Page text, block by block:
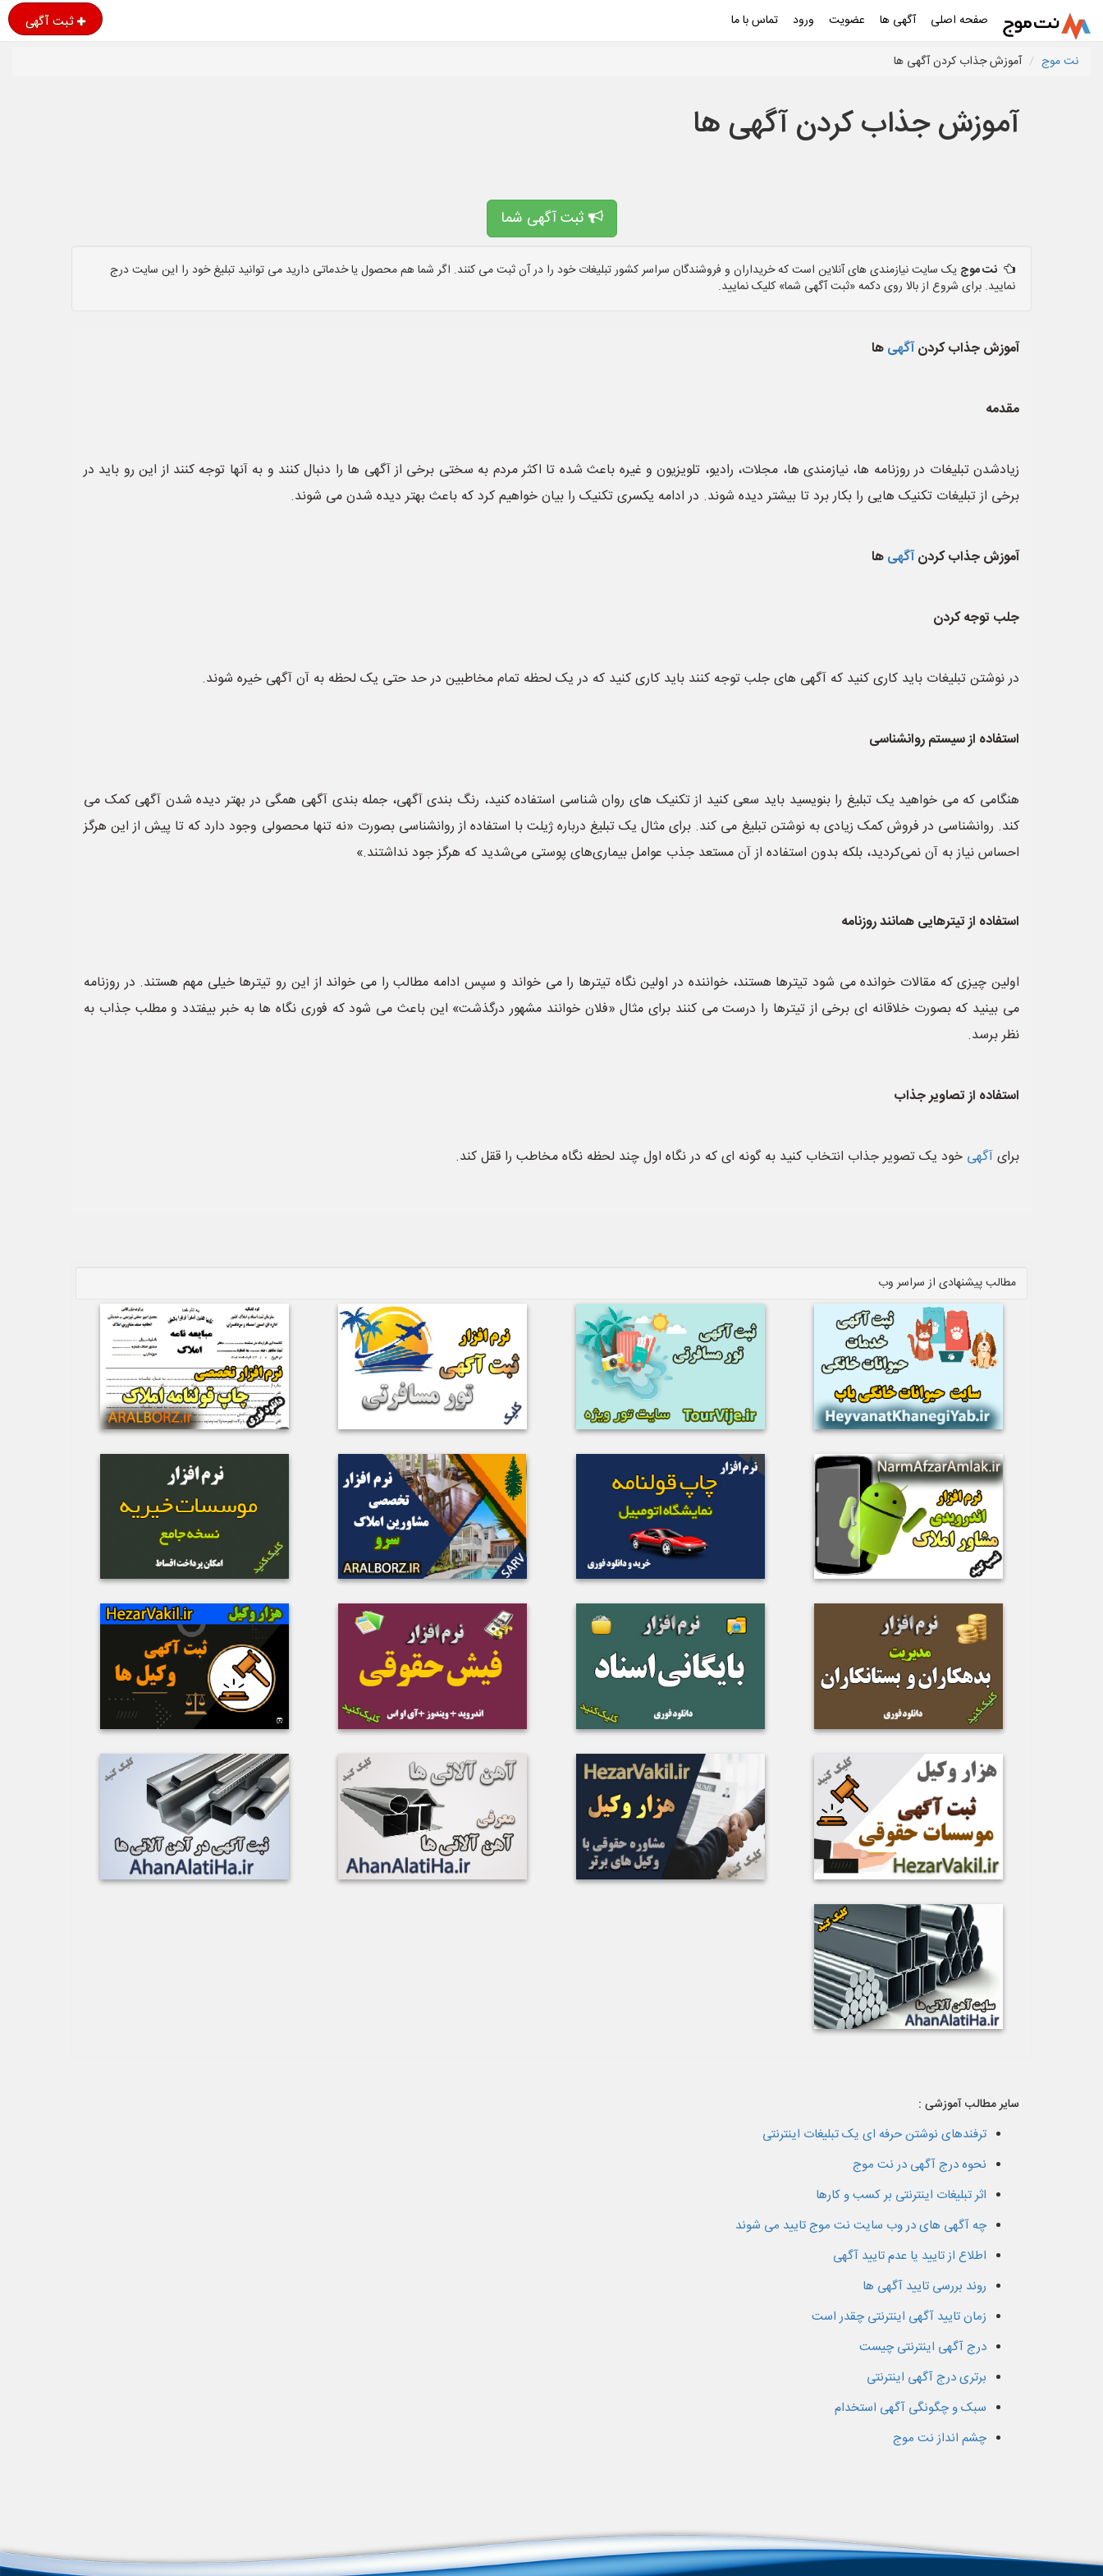
صفحه اصلی آگهی ها عضویت ورود تماس با ما ثبت آگهی
نت موج آموزش جذاب کردن آگهی ها
آموزش جذاب کردن آگهی ها
ثبت آگهی شما
نت موج یک سایت نیازمندی های آنلاین است که خریداران و فروشندگان سراسر کشور تبلیغات خود را در آن ثبت می کنند. اگر شما هم محصول یا خدماتی دارید می توانید تبلیغ خود را این سایت درج
نمایید. برای شروع از بالا روی دکمه «ثبت آگهی شما» کلیک نمایید.
آموزش جذاب کردنآگهیها
مقدمه
زیادشدن تبلیغات در روزنامه ها، نیازمندی ها، مجلات، رادیو، تلویزیون و غیره باعث شده تا اکثر مردم به سختی برخی از آگهی ها را دنبال کنند و به آنها توجه کنند از این رو باید در
برخی از تبلیغات تکنیک هایی را بکار برد تا بیشتر دیده شوند. در ادامه یکسری تکنیک را بیان خواهیم کرد که باعث بهتر دیده شدن می شوند.
آموزش جذاب کردنآگهیها
جلب توجه کردن
در نوشتن تبلیغات باید کاری کنید که آگهی های جلب توجه کنند باید کاری کنید که در یک لحظه تمام مخاطبین در حد حتی یک لحظه به آن آگهی خیره شوند.
استفاده از سیستم روانشناسی
هنگامی که می خواهید یک تبلیغ را بنویسید باید سعی کنید از تکنیک های روان شناسی استفاده کنید، رنگ بندی آگهی، جمله بندی آگهی همگی در بهتر دیده شدن آگهی کمک می
کند. روانشناسی در فروش کمک زیادی به نوشتن تبلیغ می کند. برای مثال یک تبلیغ درباره ژیلت با استفاده از روانشناسی بصورت «نه تنها محصولی وجود دارد که تا پیش از این هرگز
احساس نیاز به آن نمی‌کردید، بلکه بدون استفاده از آن مستعد جذب عوامل بیماری‌های پوستی می‌شدید که هرگز جود نداشتند.»
استفاده از تیترهایی همانند روزنامه
اولین چیزی که مقالات خوانده می شود تیترها هستند، خواننده در اولین نگاه تیترها را می خواند و سپس ادامه مطالب را می خواند از این رو تیترها خیلی مهم هستند. در روزنامه
می بینید که بصورت خلاقانه ای برخی از تیترها را درست می کنند برای مثال «فلان خوانند مشهور درگذشت» این باعث می شود که فوری نگاه ها به خبر بیفتدد و مطلب جذاب به
نظر برسد.
استفاده از تصاویر جذاب
برایآگهی خود یک تصویر جذاب انتخاب کنید به گونه ای که در نگاه اول چند لحظه نگاه مخاطب را ققل کند.
مطالب پیشنهادی از سراسر وب
سایر مطالب آموزشی :
ترفندهای نوشتن حرفه ای یک تبلیغات اینترنتی
نحوه درج آگهی در نت موج
اثر تبلیغات اینترنتی بر کسب و کارها
چه آگهی های در وب سایت نت موج تایید می شوند
اطلاع از تایید یا عدم تایید آگهی
روند بررسی تایید آگهی ها
زمان تایید آگهی اینترنتی چقدر است
درج آگهی اینترنتی چیست
برتری درج آگهی اینترنتی
سبک و چگونگی آگهی استخدام
چشم انداز نت موج